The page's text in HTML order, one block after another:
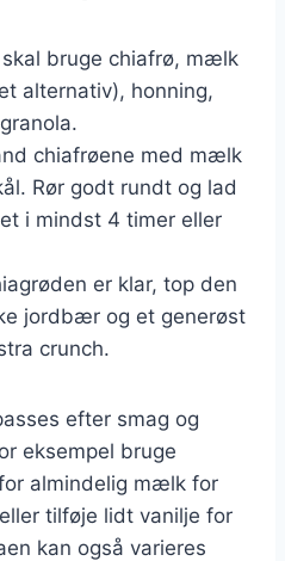
skal bruge chiafrø, mælk
alternativ), honning,
chiafrøene med mælk
Rør godt rundt og lad
i mindst 4 timer eller
er klar, top den
jordbær og et generøst
crunch.
efter smag og
eksempel bruge
almindelig mælk for
tilføje lidt vanilje for
kan også varieres